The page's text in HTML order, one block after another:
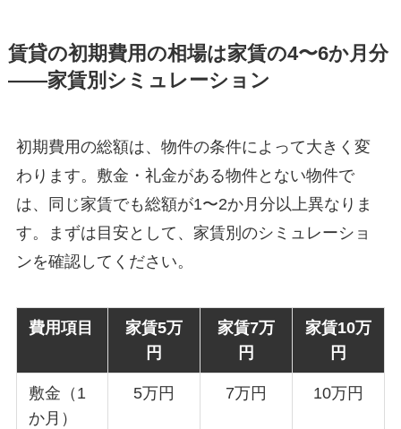
賃貸の初期費用の相場は家賃の4〜6か月分
——家賃別シミュレーション
初期費用の総額は、物件の条件によって大きく変
わります。敷金・礼金がある物件とない物件で
は、同じ家賃でも総額が1〜2か月分以上異なりま
す。まずは目安として、家賃別のシミュレーショ
ンを確認してください。
費用項目
家賃5万
円
家賃7万
円
家賃10万
円
敷金（1
か月）
5万円 7万円 10万円